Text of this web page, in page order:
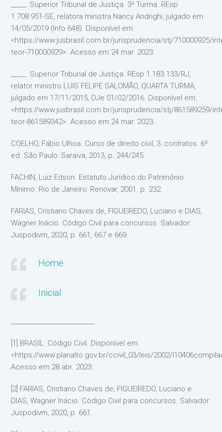
_____. Superior Tribunal de Justiça. 3ª Turma. REsp
1.708.951-SE, relatora ministra Nancy Andrighi, julgado em
14/05/2019 (Info 648). Disponível em:
<https://www.jusbrasil.com.br/jurisprudencia/stj/710000925/
teor-710000929>. Acesso em 24 mar. 2023.
_____. Superior Tribunal de Justiça. REsp 1.183.133/RJ,
relator ministro LUIS FELIPE SALOMÃO, QUARTA TURMA,
julgado em 17/11/2015, DJe 01/02/2016. Disponível em:
<https://www.jusbrasil.com.br/jurisprudencia/stj/861589259/
teor-861589342>. Acesso em 24 mar. 2023.
COELHO, Fábio Ulhoa. Curso de direito civil, 3: contratos. 6ª
ed. São Paulo: Saraiva, 2013, p. 244/245.
FACHIN, Luiz Edson. Estatuto Jurídico do Patrimônio
Mínimo. Rio de Janeiro: Renovar, 2001. p. 232.
FARIAS, Cristiano Chaves de, FIGUEIREDO, Luciano e DIAS,
Wagner Inácio. Código Civil para concursos. Salvador:
Juspodivm, 2020, p. 661, 667 e 669.
Home
Inicial
[1] BRASIL. Código Civil. Disponível em:
<https://www.planalto.gov.br/ccivil_03/leis/2002/
Acesso em 28 abr. 2023.
[2] FARIAS, Cristiano Chaves de, FIGUEIREDO, Luciano e
DIAS, Wagner Inácio. Código Civil para concursos. Salvador:
Juspodivm, 2020, p. 661.